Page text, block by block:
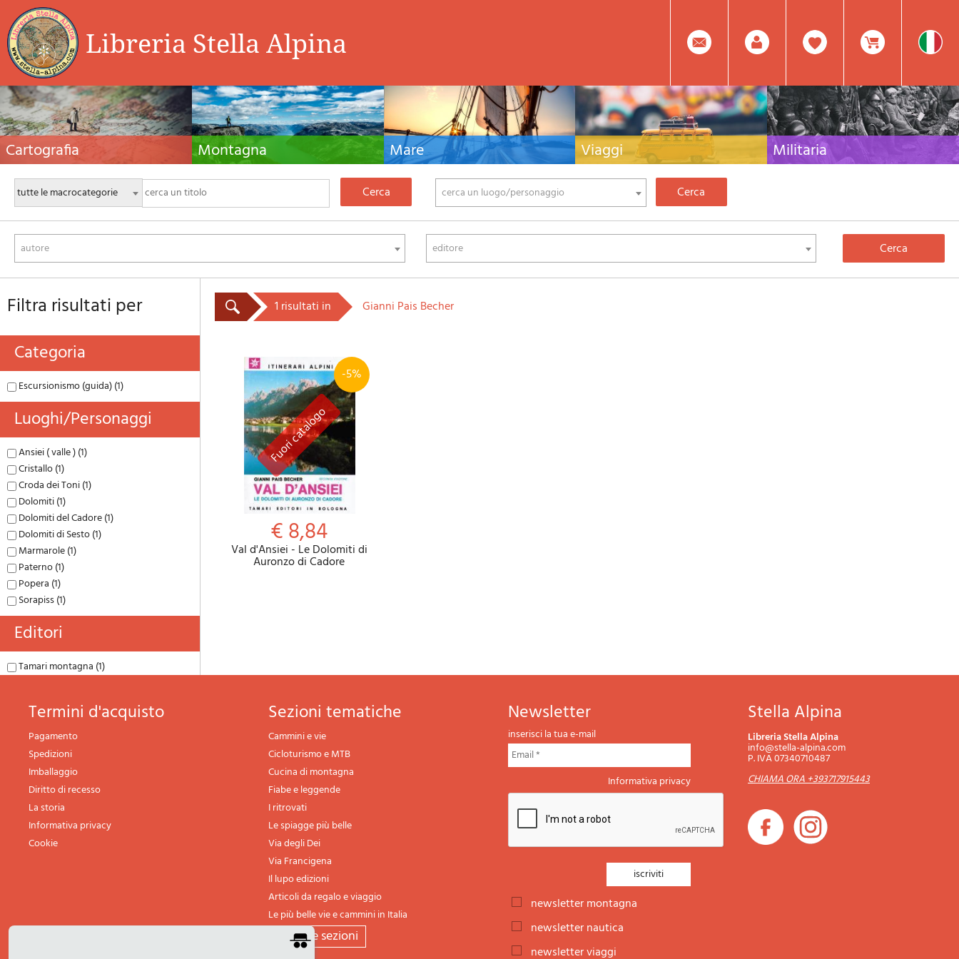
Libreria Stella Alpina 0
Prodotto(i) Attualmente
Nel
Facebook
Registrati
Cartografia
Carte escursionistiche, carte stradali e atlanti,
cartografia d'Italia e di tutto il mondo. Carte dei
sentieri, cartografia per il cicloturismo e
mountain bike
Montagna
Guide alpinistiche, guide escursionistiche,
manuali tecnici per l'alpinismo estivo ed
invernale. Letteratura e filmografia di montagna
Mare
Manuali nautici, cartografia nautica, libri e
letteratura per la barca a vela e motore
Viaggi
Guide turistiche per viaggi e letteratura di
viaggio per l'Italia, l'Europa e tutto il Mondo
Militaria
Raccolta delle migliori pubblicazioni (libri e dvd)
cerca un luogo/personaggio
autore editore
filtra risultati per
Categoria
Escursionismo (guida) (1)
Luoghi/personaggi
Ansiei ( valle ) (1)
Cristallo (1)
Croda dei Toni (1)
Dolomiti (1)
Dolomiti del Cadore (1)
Dolomiti di Sesto (1)
Marmarole (1)
Paterno (1)
Popera (1)
Sorapiss (1)
Editori
Tamari montagna (1)
1 risultati in Gianni Pais Becher
-5%
€ 8,84
Val d'Ansiei - Le Dolomiti di
Auronzo di Cadore
termini d'acquisto
Pagamento
Spedizioni
Imballaggio
Diritto di recesso
La storia
Informativa privacy
Cookie
sezioni tematiche
Cammini e vie
Cicloturismo e MTB
Cucina di montagna
Fiabe e leggende
I ritrovati
Le spiagge più belle
Via degli Dei
Via Francigena
Il lupo edizioni
Articoli da regalo e viaggio
Le più belle vie e cammini in Italia
tutte le sezioni
newsletter
inserisci la tua e-mail
Informativa privacy
newsletter montagna
newsletter nautica
newsletter viaggi
Stella Alpina
Libreria Stella Alpina
info@stella-alpina.com
P. IVA 07340710487
CHIAMA ORA +393717915443